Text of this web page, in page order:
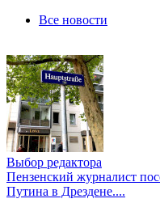
Все новости
Выбор редактора
Пензенский журналист
Путина в Дрездене....